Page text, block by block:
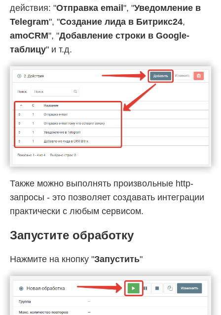
действия: "Отправка email ", "Уведомление в
Telegram", "Создание лида в Битрикс24,
amoCRM", "Добавление строки в Google-
таблицу" и т.д.
Также можно выполнять произвольные http-
запросы - это позволяет создавать интеграции
практически с любым сервисом.
Запустите обработку
Нажмите на кнопку "Запустить"